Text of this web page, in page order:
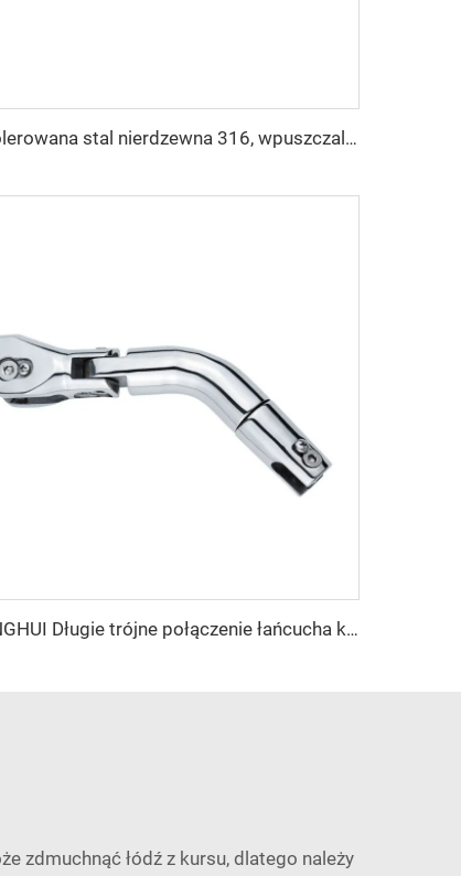
Wypolerowana stal nierdzewna 316, wpuszczalny bollard masztowy 6", klamra, okucia morskie, akcesoria, klamra do cumowania łodzi dla przystani pokładowej
SHENGHUI Długie trójne połączenie łańcucha kotwicznego z nierdzewnej stali 316, akcesorium łodziowe zapewniające siłę i trwałość kotwicy łodzi
zdmuchnąć łódź z kursu, dlatego należy